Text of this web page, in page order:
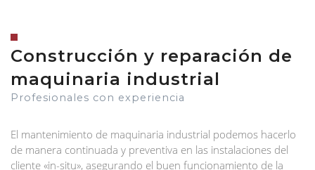
Construcción y reparación de
maquinaria industrial
Profesionales con experiencia
El mantenimiento de maquinaria industrial podemos hacerlo
de manera continuada y preventiva en las instalaciones del
cliente «in-situ», asegurando el buen funcionamiento de la